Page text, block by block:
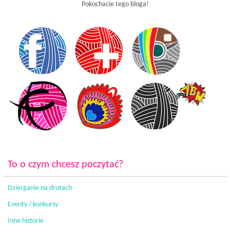
Pokochacie tego bloga!
To o czym chcesz poczytać?
Dzierganie na drutach
Eventy / konkursy
Inne historie